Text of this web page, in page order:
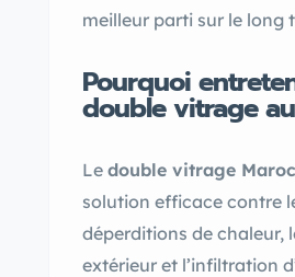
meilleur parti sur le long
Pourquoi
double vitrage
Le double vitrage Maroc
solution efficace contre
déperditions de chaleur,
extérieur et l’infiltration